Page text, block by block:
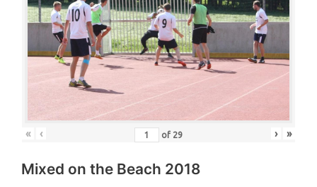
« ‹ of 29 › »
Mixed on the Beach 2018